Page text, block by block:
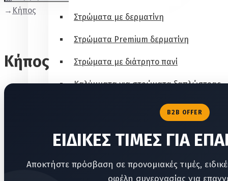
Στρώματα με δερματίνη
Στρώματα Premium δερματίνη
Στρώματα με διάτρητο πανί
Καλύμματα για στρώματα ξαπλώστρας
Στρώματα ΟΒΑΛ για ξαπλώστρες
Στρώματα ΟΒΑΛ με ομπρελόπανο
Κήπος
Κήπος
B2B OFFER
ΕΙΔΙΚΕΣ ΤΙΜΕΣ ΓΙΑ
Αποκτήστε πρόσβαση σε προνομιακές τιμές,
οφέλη συνεργασίας για